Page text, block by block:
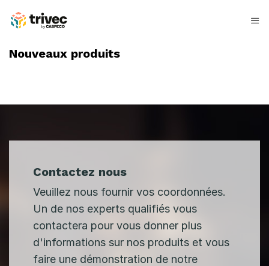
content
N
e
x
Nouveaux produits
Contactez nous
Veuillez nous fournir vos coordonnées.
Un de nos experts qualifiés vous
contactera pour vous donner plus
d'informations sur nos produits et vous
faire une démonstration de notre